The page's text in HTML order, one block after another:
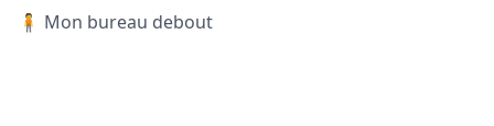
🧍 Mon bureau debout